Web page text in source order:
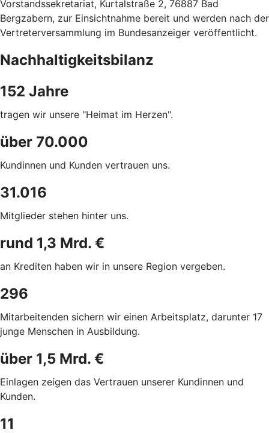
Vorstandssekretariat, Kurtalstraße 2, 76887 Bad
Bergzabern, zur Einsichtnahme bereit und werden nach der
Vertreterversammlung im Bundesanzeiger veröffentlicht.
Nachhaltigkeitsbilanz
152 Jahre
tragen wir unsere "Heimat im Herzen".
über 70.000
Kundinnen und Kunden vertrauen uns.
31.016
Mitglieder stehen hinter uns.
rund 1,3 Mrd. €
an Krediten haben wir in unsere Region vergeben.
296
Mitarbeitenden sichern wir einen Arbeitsplatz, darunter 17
junge Menschen in Ausbildung.
über 1,5 Mrd. €
Einlagen zeigen das Vertrauen unserer Kundinnen und
Kunden.
11